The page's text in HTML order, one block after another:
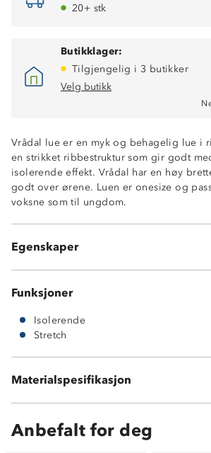
20+ stk
Butikklager:
Tilgjengelig i 3 butikker
Velg butikk
Vrådal lue er en myk og behagelig lue i
en strikket ribbestruktur som gir godt
isolerende effekt. Vrådal har en høy
godt over ørene. Luen er onesize og
voksne som til ungdom.
Egenskaper
Myk og behagelig
Ribbestrikket
Onesize
Funksjoner
Isolerende
Stretch
Materialspesifikasjon
100 % polyester
Anbefalt for deg